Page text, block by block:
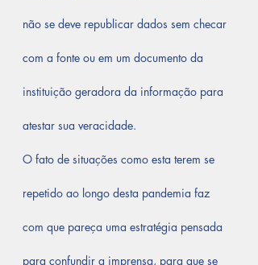
não se deve republicar dados sem checar
com a fonte ou em um documento da
instituição geradora da informação para
atestar sua veracidade.
O fato de situações como esta terem se
repetido ao longo desta pandemia faz
com que pareça uma estratégia pensada
para confundir a imprensa, para que se